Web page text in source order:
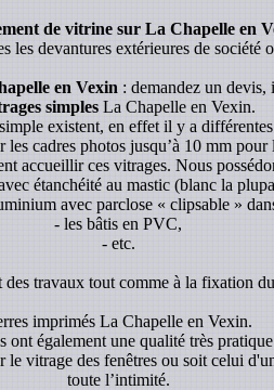
de vitrine sur La Chapelle en
les devantures extérieures de société
en Vexin: demandez un devis,
simplesLa Chapelle en Vexin.
existent, en effet il y a différentes
cadres photos jusqu’à 10 mm pour
accueillir ces vitrages. Nous
étanchéité au mastic (blanc la
avec parclose « clipsable »
- les bâtis en PVC,
- etc.
travaux tout comme à la fixation
imprimés La Chapelle en Vexin.
également une qualité très
vitrage des fenêtres ou soit celui
toute l’intimité.